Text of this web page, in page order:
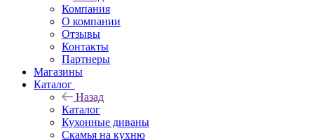
Компания
О компании
Отзывы
Контакты
Партнеры
Магазины
Каталог
Назад
Каталог
Кухонные диваны
Скамья на кухню